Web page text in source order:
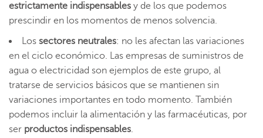
estrictamente indispensables y de los que podemos
prescindir en los momentos de menos solvencia.
Los sectores neutrales: no les afectan las variaciones
en el ciclo económico. Las empresas de suministros de
agua o electricidad son ejemplos de este grupo, al
tratarse de servicios básicos que se mantienen sin
variaciones importantes en todo momento. También
podemos incluir la alimentación y las farmacéuticas, por
ser productos indispensables.